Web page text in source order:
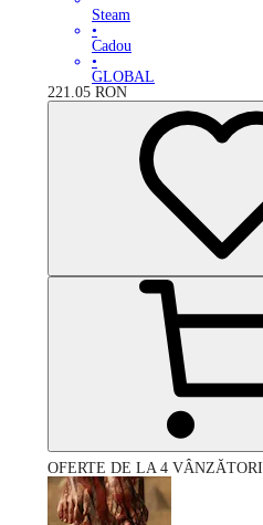
Steam
•
Cadou
•
GLOBAL
221.05 RON
OFERTE DE LA 4 VÂNZĂTORI